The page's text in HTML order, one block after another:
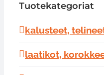
Tuotekategoriat
kalusteet,
laatikot,